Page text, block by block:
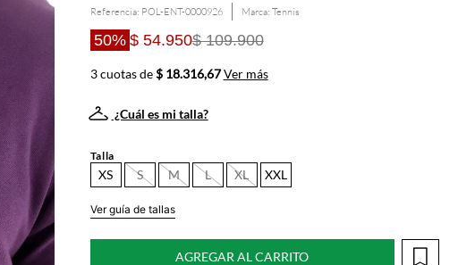
Referencia: POL-ENT-0000926 Tennis
50% $ 54.950$ 109.900
3 cuotas de$ 18.316,67 Ver más
¿Cuál es mi talla?
Talla
XS S M L XL XXL
Ver guía de tallas
AGREGAR AL CARRITO